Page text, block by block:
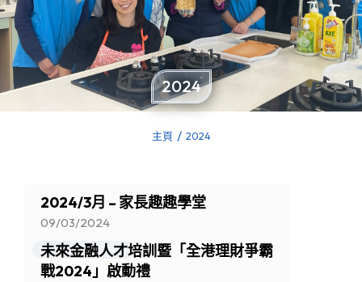
2024
主頁 2024
最新消息 (家長教師會)
2024/3月 – 家長趣趣學堂
09/03/2024
未來金融人才培訓暨「全港理財爭霸
戰2024」啟動禮